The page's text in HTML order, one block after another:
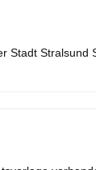
Stadt Stralsund